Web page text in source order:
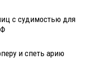
с судимостью для
и спеть арию